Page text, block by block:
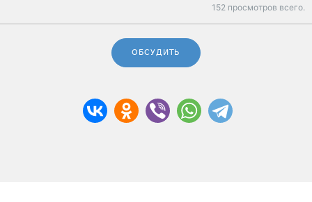
152 просмотров всего.
ОБСУДИТЬ